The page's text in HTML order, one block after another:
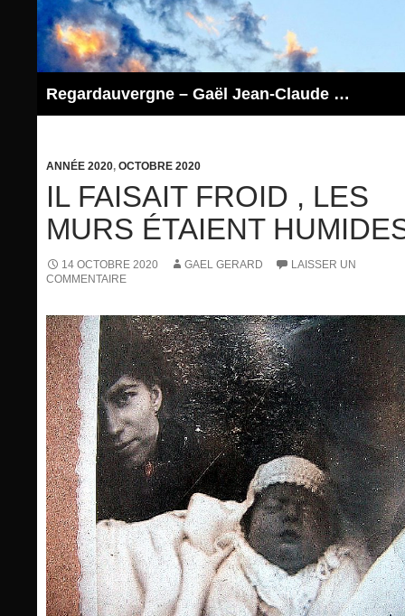
contenu
Regardauvergne – Gaël Jean-Claude GERARD
ANNÉE 2020, OCTOBRE 2020
IL FAISAIT FROID , LES
MURS ÉTAIENT
14 OCTOBRE 2020 GAEL GERARD
LAISSER UN
COMMENTAIRE